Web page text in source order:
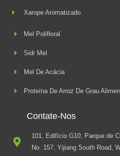
Xarope Aromatizado
Mel Polifloral
Sidr Mel
Mel De Acácia
Proteína De Arroz De Grau
Contate-Nos
101, Edifício G10, Parque de
No. 157, Yijiang South Road,